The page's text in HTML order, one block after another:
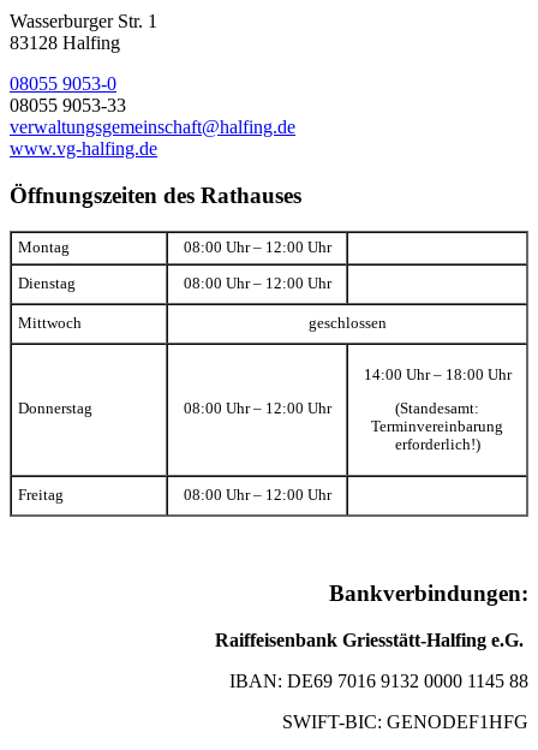
Wasserburger Str. 1
83128 Halfing
08055 9053-0
08055 9053-33
verwaltungsgemeinschaft@halfing.de
www.vg-halfing.de
Öffnungszeiten des Rathauses
Montag 08:00 Uhr – 12:00 Uhr
Dienstag 08:00 Uhr – 12:00 Uhr
Mittwoch geschlossen
Donnerstag 08:00 Uhr – 12:00 Uhr
14:00 Uhr – 18:00 Uhr
(Standesamt:
Terminvereinbarung
erforderlich!)
Freitag 08:00 Uhr – 12:00 Uhr
Bankverbindungen:
Raiffeisenbank Griesstätt-Halfing e.G.
IBAN: DE69 7016 9132 0000 1145 88
SWIFT-BIC: GENODEF1HFG